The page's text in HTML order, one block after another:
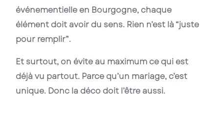
événementielle en Bourgogne, chaque
élément doit avoir du sens. Rien n’est là “juste
pour remplir”.
Et surtout, on évite au maximum ce qui est
déjà vu partout. Parce qu’un mariage, c’est
unique. Donc la déco doit l’être aussi.